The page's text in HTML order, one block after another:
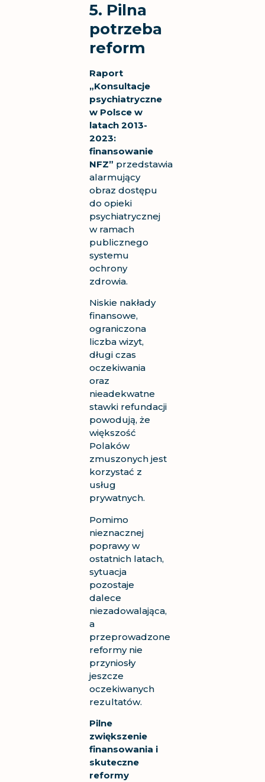
5. Pilna
potrzeba
reform
Raport
„Konsultacje
psychiatryczne
w Polsce w
latach 2013-
2023:
finansowanie
NFZ” przedstawia
alarmujący
obraz dostępu
do opieki
psychiatrycznej
w ramach
publicznego
systemu
ochrony
zdrowia.
Niskie nakłady
finansowe,
ograniczona
liczba wizyt,
długi czas
oczekiwania
oraz
nieadekwatne
stawki refundacji
powodują, że
większość
Polaków
zmuszonych jest
korzystać z
usług
prywatnych.
Pomimo
nieznacznej
poprawy w
ostatnich latach,
sytuacja
pozostaje
dalece
niezadowalająca,
a
przeprowadzone
reformy nie
przyniosły
jeszcze
oczekiwanych
rezultatów.
Pilne
zwiększenie
finansowania i
skuteczne
reformy